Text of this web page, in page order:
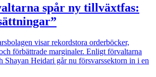
spår ny tillväxtfas:
visar rekordstora orderböcker,
förbättrade marginaler. Enligt förvaltarna
Shayan Heidari går nu försvarssektorn in i en